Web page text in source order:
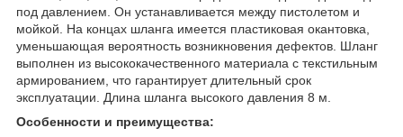
под давлением. Он устанавливается между пистолетом и
мойкой. На концах шланга имеется пластиковая окантовка,
уменьшающая вероятность возникновения дефектов. Шланг
выполнен из высококачественного материала с текстильным
армированием, что гарантирует длительный срок
эксплуатации. Длина шланга высокого давления 8 м.
Особенности и преимущества: